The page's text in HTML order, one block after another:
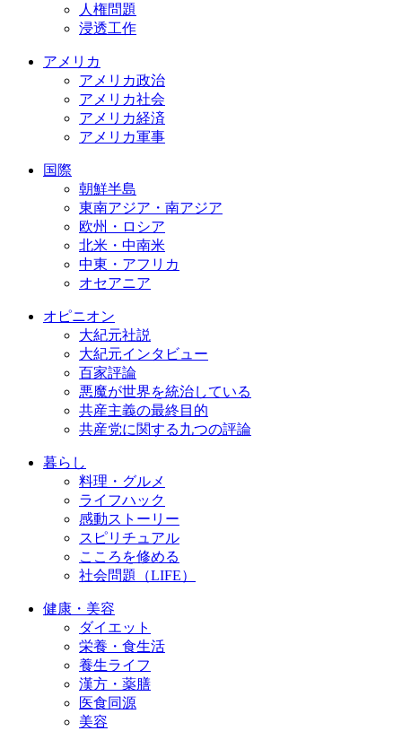
人権問題
浸透工作
アメリカ
アメリカ政治
アメリカ社会
アメリカ経済
アメリカ軍事
国際
朝鮮半島
東南アジア・南アジア
欧州・ロシア
北米・中南米
中東・アフリカ
オセアニア
オピニオン
大紀元社説
大紀元インタビュー
百家評論
悪魔が世界を統治している
共産主義の最終目的
共産党に関する九つの評論
暮らし
料理・グルメ
ライフハック
感動ストーリー
スピリチュアル
こころを修める
社会問題（LIFE）
健康・美容
ダイエット
栄養・食生活
養生ライフ
漢方・薬膳
医食同源
美容